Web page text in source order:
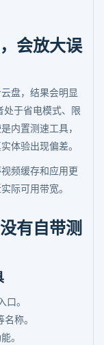
会放大误
盘，结果会明显
处于省电模式、限
内置测速工具，
体验出现偏差。
频缓存和应用更
际可用带宽。
有自带测
。
称。
。